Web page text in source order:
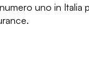
uno in Italia